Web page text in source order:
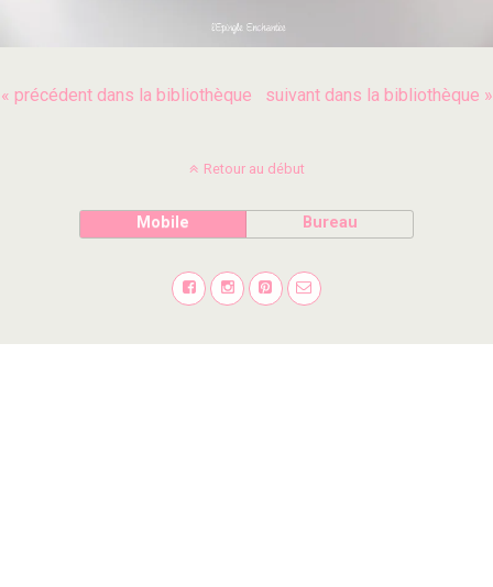
« précédent dans la bibliothèque suivant dans la bibliothèque »
Retour au début
Mobile Bureau